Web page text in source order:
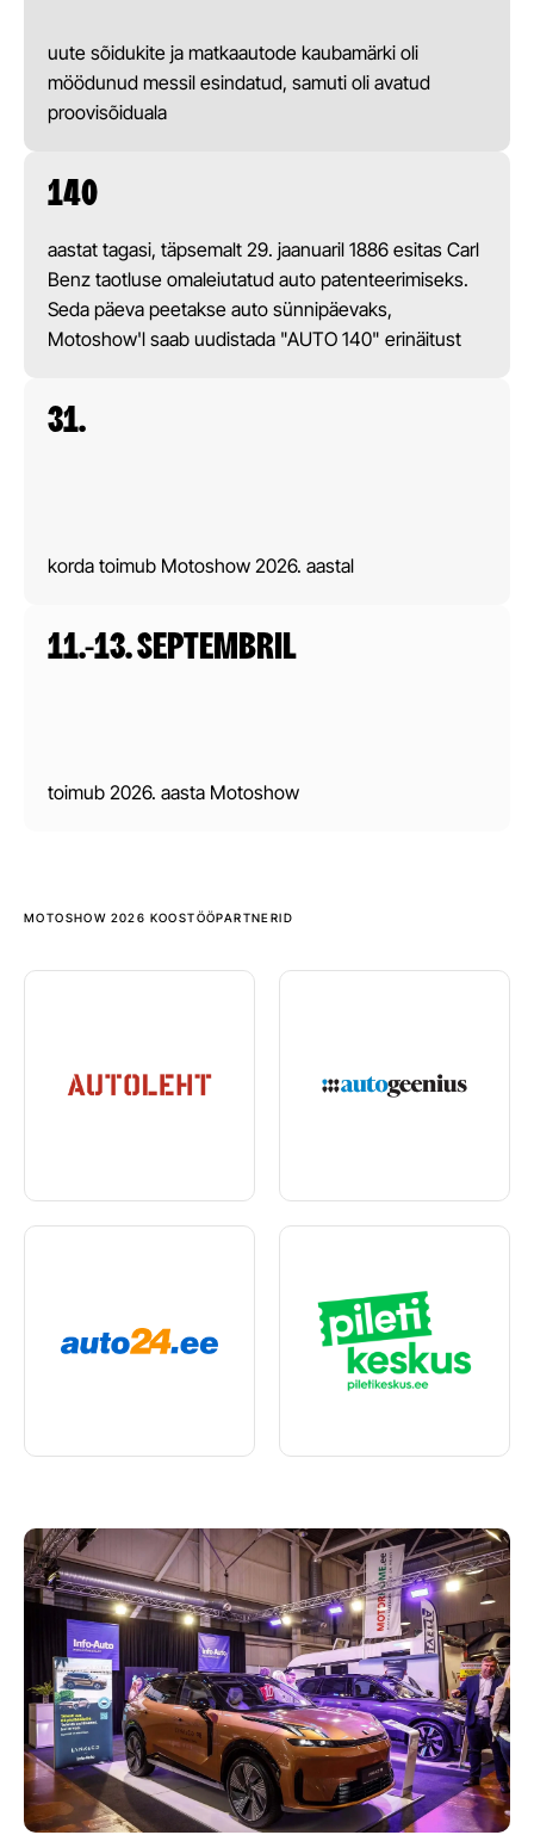
uute sõidukite ja matkaautode kaubamärki oli
möödunud messil esindatud, samuti oli avatud
proovisõiduala
140
aastat tagasi, täpsemalt 29. jaanuaril 1886 esitas Carl
Benz taotluse omaleiutatud auto patenteerimiseks.
Seda päeva peetakse auto sünnipäevaks,
Motoshow'l saab uudistada "AUTO 140" erinäitust
31.
korda toimub Motoshow 2026. aastal
11.-13. SEPTEMBRIL
toimub 2026. aasta Motoshow
MOTOSHOW 2026 KOOSTÖÖPARTNERID